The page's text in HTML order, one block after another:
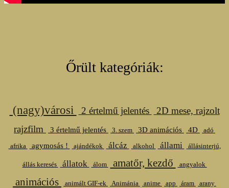
Őrült kategóriák:
(nagy)városi 2 értelmű jelentés
2D mese, rajzolt
rajzfilm
3 értelmű jelentés 3. szem 3D animációs 4D adó
afrika agymosás ! ajándékok álcáz alkohol állami állásinterjú,
állás keresés állatok álom amatőr, kezdő angyalok
animációs animált GIF-ek Animánia anime app áram arany